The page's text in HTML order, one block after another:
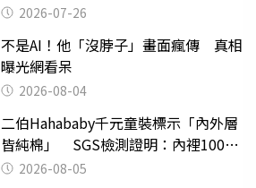
2026-07-26
不是AI！他「沒脖子」畫面瘋傳 真相
曝光網看呆
2026-08-04
二伯Hahababy千元童裝標示「內外層
皆純棉」 SGS檢測證明：內裡100%
聚酯纖維
2026-08-05